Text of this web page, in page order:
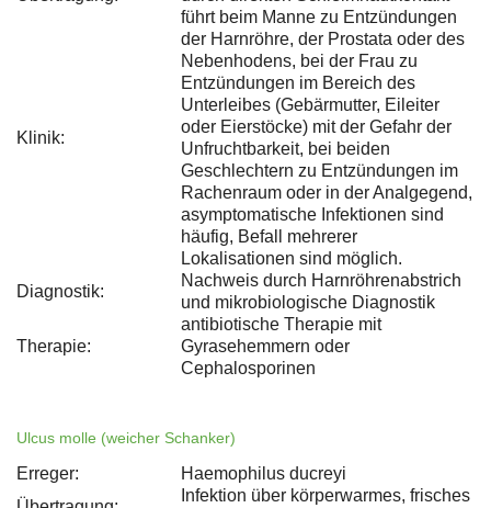
Klinik:
führt beim Manne zu Entzündungen
der Harnröhre, der Prostata oder des
Nebenhodens, bei der Frau zu
Entzündungen im Bereich des
Unterleibes (Gebärmutter, Eileiter
oder Eierstöcke) mit der Gefahr der
Unfruchtbarkeit, bei beiden
Geschlechtern zu Entzündungen im
Rachenraum oder in der Analgegend,
asymptomatische Infektionen sind
häufig, Befall mehrerer
Lokalisationen sind möglich.
Diagnostik:
Nachweis durch Harnröhrenabstrich
und mikrobiologische Diagnostik
Therapie:
antibiotische Therapie mit
Gyrasehemmern oder
Cephalosporinen
Ulcus molle (weicher Schanker)
Erreger:
Haemophilus ducreyi
Infektion über körperwarmes, frisches